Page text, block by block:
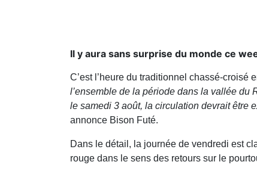
Il y aura sans surprise du monde ce
C’est l’heure du traditionnel chassé-croisé
l’ensemble de la période dans la vallée du
le samedi 3 août, la circulation devrait être
annonce Bison Futé.
Dans le détail, la journée de vendredi est
rouge dans le sens des retours sur le